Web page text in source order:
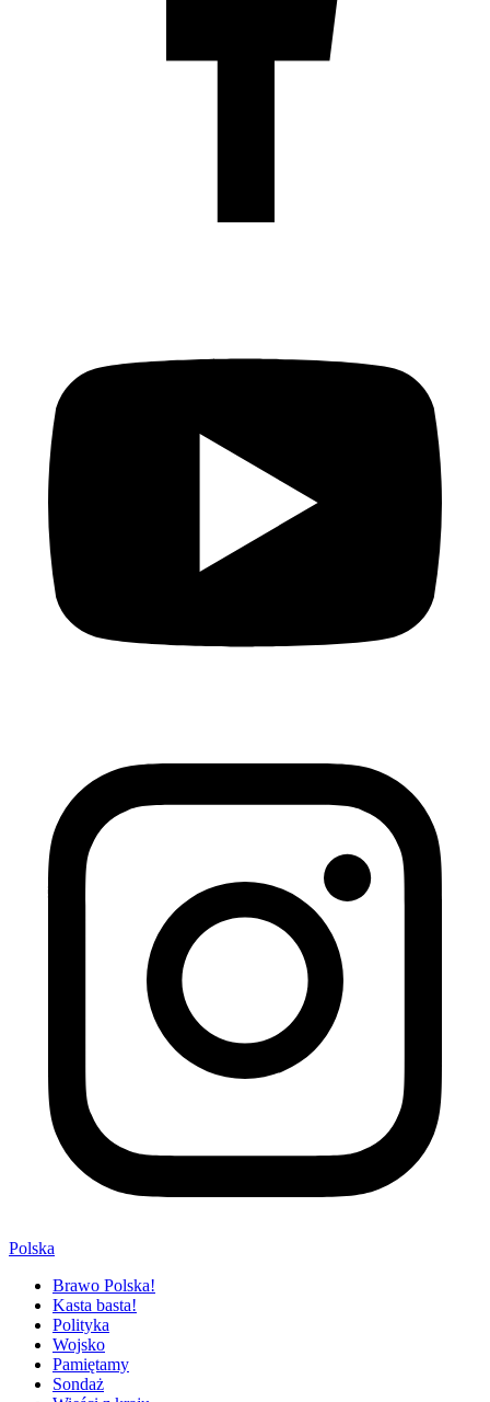
Polska
Brawo Polska!
Kasta basta!
Polityka
Wojsko
Pamiętamy
Sondaż